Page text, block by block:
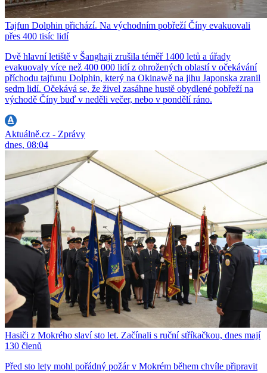
Tajfun Dolphin přichází. Na východním pobřeží Číny evakuovali
přes 400 tisíc lidí
Dvě hlavní letiště v Šanghaji zrušila téměř 1400 letů a úřady
evakuovaly více než 400 000 lidí z ohrožených oblastí v očekávání
příchodu tajfunu Dolphin, který na Okinawě na jihu Japonska zranil
sedm lidí. Očekává se, že živel zasáhne hustě obydlené pobřeží na
východě Číny buď v neděli večer, nebo v pondělí ráno.
Aktuálně.cz - Zprávy
dnes, 08:04
Hasiči z Mokrého slaví sto let. Začínali s ruční stříkačkou, dnes mají
130 členů
Před sto lety mohl pořádný požár v Mokrém během chvíle připravit